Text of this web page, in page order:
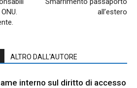
all’estero
ALTRO DALL'AUTORE
interno sul diritto di accesso